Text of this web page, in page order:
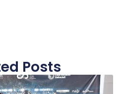
Posts